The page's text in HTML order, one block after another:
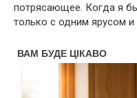
потрясающее. Когда я
только с одним ярусом